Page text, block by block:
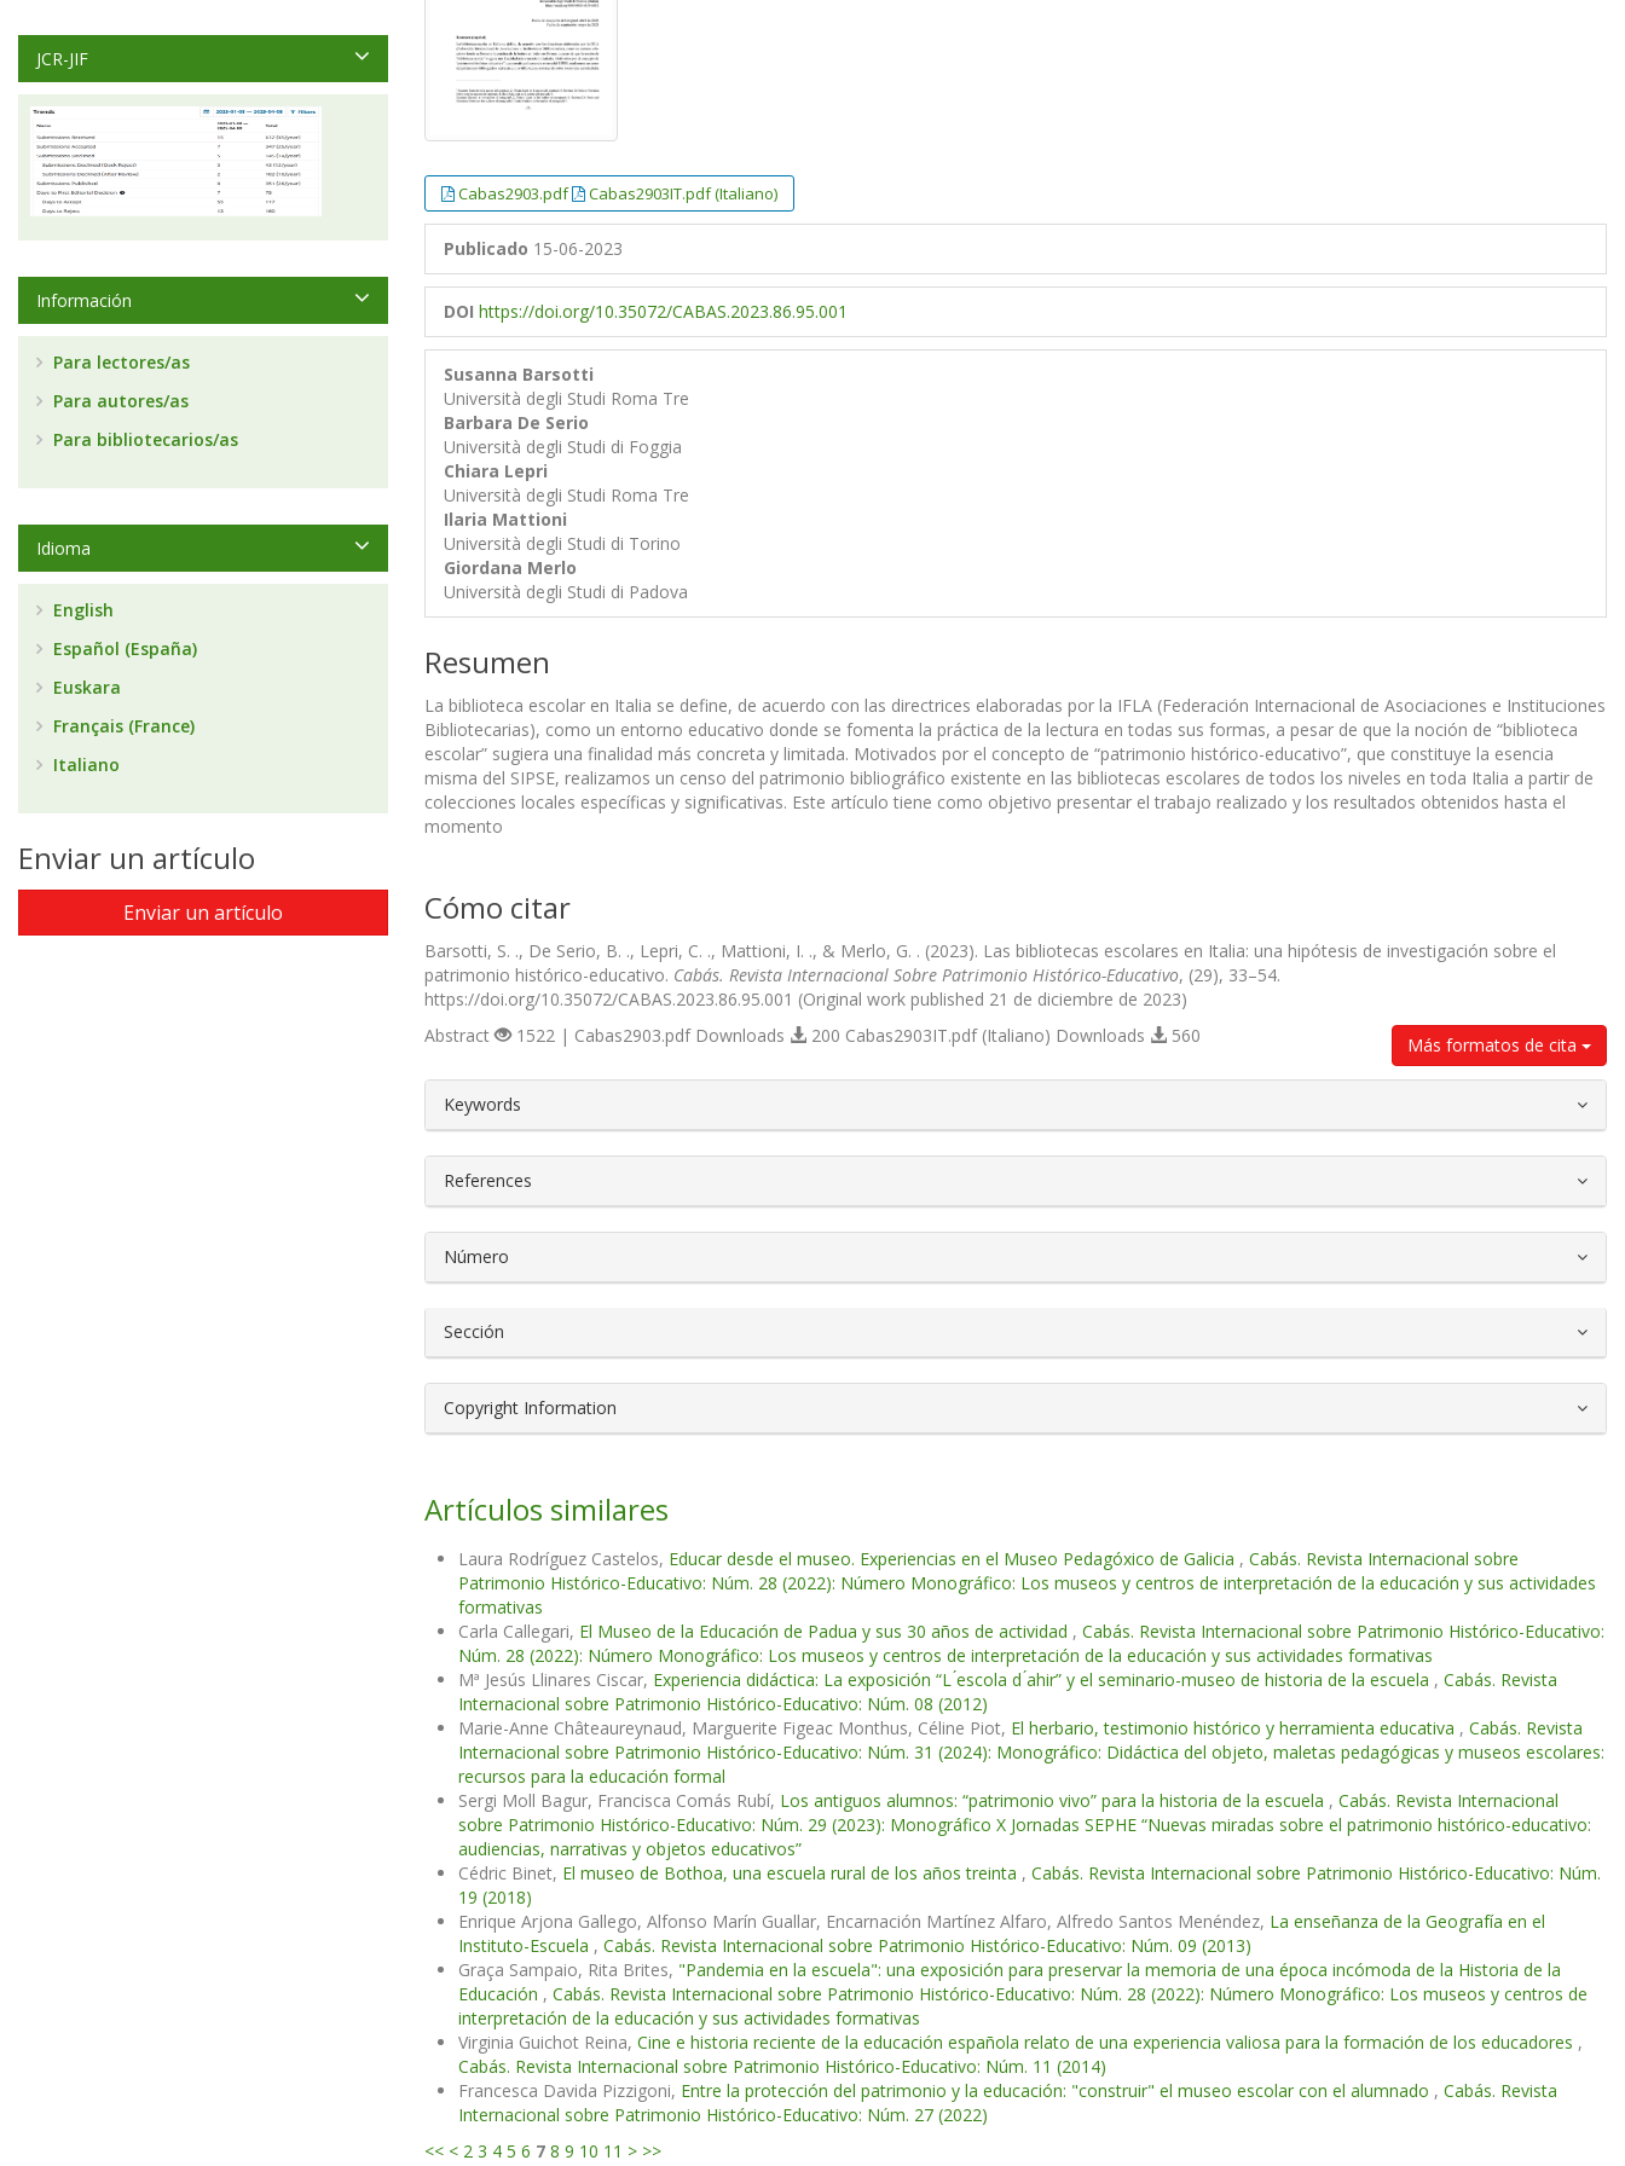
Cabas2903.pdf Cabas2903IT.pdf (Italiano)
Publicado 15-06-2023
DOI https://doi.org/10.35072/CABAS.2023.86.95.001
Susanna Barsotti
Università degli Studi Roma Tre
Barbara De Serio
Università degli Studi di Foggia
Chiara Lepri
Università degli Studi Roma Tre
Ilaria Mattioni
Università degli Studi di Torino
Giordana Merlo
Università degli Studi di Padova
Resumen
La biblioteca escolar en Italia se define, de acuerdo con las directrices elaboradas por la IFLA (Federación Internacional de Asociaciones e Instituciones
Bibliotecarias), como un entorno educativo donde se fomenta la práctica de la lectura en todas sus formas, a pesar de que la noción de “biblioteca
escolar” sugiera una finalidad más concreta y limitada. Motivados por el concepto de “patrimonio histórico-educativo”, que constituye la esencia
misma del SIPSE, realizamos un censo del patrimonio bibliográfico existente en las bibliotecas escolares de todos los niveles en toda Italia a partir de
colecciones locales específicas y significativas. Este artículo tiene como objetivo presentar el trabajo realizado y los resultados obtenidos hasta el
momento
Cómo citar
Barsotti, S. ., De Serio, B. ., Lepri, C. ., Mattioni, I. ., & Merlo, G. . (2023). Las bibliotecas escolares en Italia: una hipótesis de investigación sobre el
patrimonio histórico-educativo. Cabás. Revista Internacional Sobre Patrimonio Histórico-Educativo, (29), 33–54.
https://doi.org/10.35072/CABAS.2023.86.95.001 (Original work published 21 de diciembre de 2023)
Más formatos de cita
Abstract 1522 | Cabas2903.pdf Downloads 200 Cabas2903IT.pdf (Italiano) Downloads 560
##plugins.themes.bootstrap3.article.details##
Keywords
References
Número
Sección
Copyright Information
Artículos similares
Laura Rodríguez Castelos, Educar desde el museo. Experiencias en el Museo Pedagóxico de Galicia , Cabás. Revista Internacional sobre
Patrimonio Histórico-Educativo: Núm. 28 (2022): Número Monográfico: Los museos y centros de interpretación de la educación y sus actividades
formativas
Carla Callegari, El Museo de la Educación de Padua y sus 30 años de actividad , Cabás. Revista Internacional sobre Patrimonio Histórico-Educativo:
Núm. 28 (2022): Número Monográfico: Los museos y centros de interpretación de la educación y sus actividades formativas
Mª Jesús Llinares Ciscar, Experiencia didáctica: La exposición “L ́escola d ́ahir” y el seminario-museo de historia de la escuela , Cabás. Revista
Internacional sobre Patrimonio Histórico-Educativo: Núm. 08 (2012)
Marie-Anne Châteaureynaud, Marguerite Figeac Monthus, Céline Piot, El herbario, testimonio histórico y herramienta educativa , Cabás. Revista
Internacional sobre Patrimonio Histórico-Educativo: Núm. 31 (2024): Monográfico: Didáctica del objeto, maletas pedagógicas y museos escolares:
recursos para la educación formal
Sergi Moll Bagur, Francisca Comás Rubí, Los antiguos alumnos: “patrimonio vivo” para la historia de la escuela , Cabás. Revista Internacional
sobre Patrimonio Histórico-Educativo: Núm. 29 (2023): Monográfico X Jornadas SEPHE “Nuevas miradas sobre el patrimonio histórico-educativo:
audiencias, narrativas y objetos educativos”
Cédric Binet, El museo de Bothoa, una escuela rural de los años treinta , Cabás. Revista Internacional sobre Patrimonio Histórico-Educativo: Núm.
19 (2018)
Enrique Arjona Gallego, Alfonso Marín Guallar, Encarnación Martínez Alfaro, Alfredo Santos Menéndez, La enseñanza de la Geografía en el
Instituto-Escuela , Cabás. Revista Internacional sobre Patrimonio Histórico-Educativo: Núm. 09 (2013)
Graça Sampaio, Rita Brites, "Pandemia en la escuela": una exposición para preservar la memoria de una época incómoda de la Historia de la
Educación , Cabás. Revista Internacional sobre Patrimonio Histórico-Educativo: Núm. 28 (2022): Número Monográfico: Los museos y centros de
interpretación de la educación y sus actividades formativas
Virginia Guichot Reina, Cine e historia reciente de la educación española relato de una experiencia valiosa para la formación de los educadores ,
Cabás. Revista Internacional sobre Patrimonio Histórico-Educativo: Núm. 11 (2014)
Francesca Davida Pizzigoni, Entre la protección del patrimonio y la educación: "construir" el museo escolar con el alumnado , Cabás. Revista
Internacional sobre Patrimonio Histórico-Educativo: Núm. 27 (2022)
<< < 2 3 4 5 6 7 8 9 10 11 > >>
JCR-JIF
Información
Para lectores/as
Para autores/as
Para bibliotecarios/as
Idioma
English
Español (España)
Euskara
Français (France)
Italiano
Enviar un artículo
Enviar un artículo